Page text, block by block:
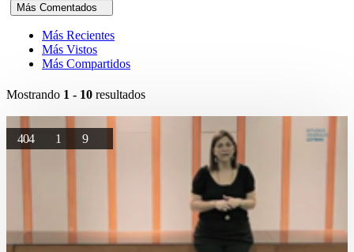
Más Comentados
Más Recientes
Más Vistos
Más Compartidos
Mostrando 1 - 10 resultados
404 1 9